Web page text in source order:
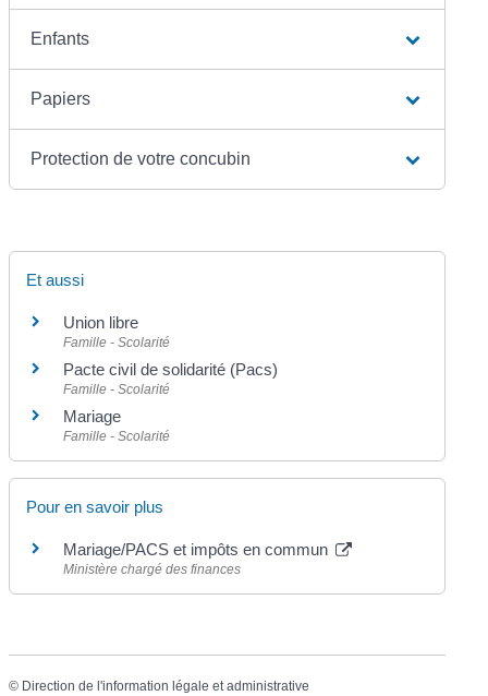
Enfants
Papiers
Protection de votre concubin
Et aussi
Union libre
Famille - Scolarité
Pacte civil de solidarité (Pacs)
Famille - Scolarité
Mariage
Famille - Scolarité
Pour en savoir plus
Mariage/PACS et impôts en commun
Ministère chargé des finances
© Direction de l'information légale et administrative